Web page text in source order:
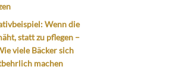
Wenn die
statt zu pflegen –
viele Bäcker sich
machen